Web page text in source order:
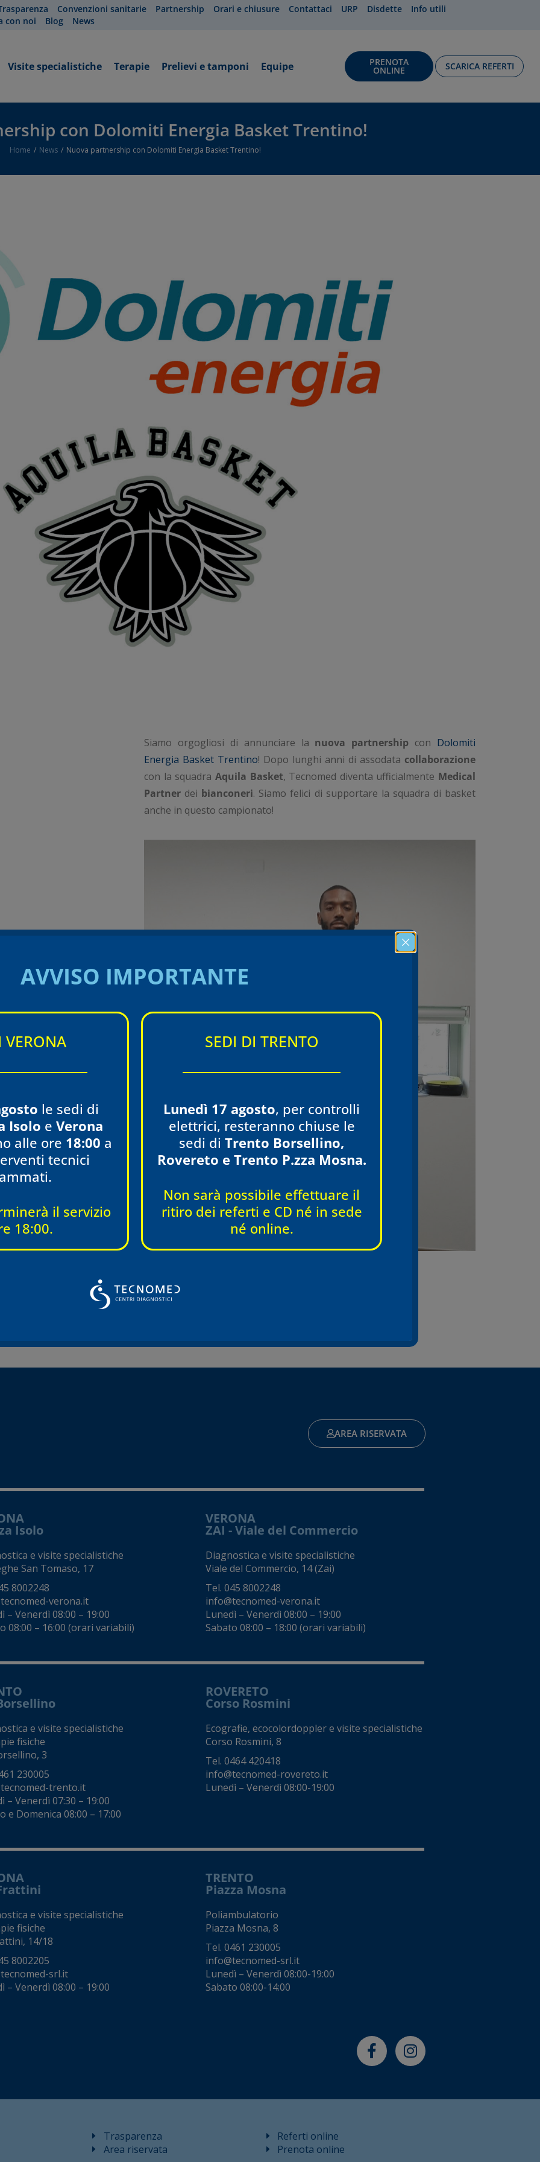
Convenzioni sanitarie Partnership Orari e chiusure Contattaci URP Disdette
Info utili
con noi
Blog News
Visite specialistiche Terapie Prelievi e tamponi Equipe PRENOTA
ONLINE SCARICA REFERTI
con Dolomiti Energia Basket Trentino!
Home News Nuova partnership con Dolomiti Energia Basket Trentino!
Siamo orgogliosi di annunciare la nuova partnership con Dolomiti
Energia Basket Trentino! Dopo lunghi anni di assodata collaborazione
con la squadra Aquila Basket, Tecnomed diventa ufficialmente Medical
Partner dei bianconeri. Siamo felici di supportare la squadra di basket
anche in questo campionato!
Pubblicato il19 Dicembre 2019
AREA RISERVATA
Isolo
e visite specialistiche
San Tomaso, 17
8002248
verona.it
– Venerdì 08:00 – 19:00
08:00 – 16:00 (orari variabili)
VERONA
ZAI - Viale del Commercio
Diagnostica e visite specialistiche
Viale del Commercio, 14 (Zai)
Tel.045 8002248
info@tecnomed-verona.it
Lunedì – Venerdì 08:00 – 19:00
Sabato 08:00 – 18:00 (orari variabili)
e visite specialistiche
fisiche
3
230005
trento.it
– Venerdì 07:30 – 19:00
e Domenica 08:00 – 17:00
ROVERETO
Corso Rosmini
Ecografie, ecocolordoppler e visite specialistiche
Corso Rosmini, 8
Tel.0464 420418
info@tecnomed-rovereto.it
Lunedì – Venerdì 08:00-19:00
e visite specialistiche
fisiche
14/18
8002205
srl.it
– Venerdì 08:00 – 19:00
TRENTO
Piazza Mosna
Poliambulatorio
Piazza Mosna, 8
Tel.0461 230005
info@tecnomed-srl.it
Lunedì – Venerdì 08:00-19:00
Sabato 08:00-14:00
Trasparenza
Area riservata
Referti online
Prenota online
AVVISO IMPORTANTE
VERONA
le sedi di
Isolo eVerona
alle ore 18:00 a
tecnici
il servizio
18:00.
SEDI DI TRENTO
Lunedì 17 agosto, per controlli
elettrici, resteranno chiuse le
sedi diTrento Borsellino,
Rovereto e Trento P.zza Mosna.
Non sarà possibile effettuare il
ritiro dei referti e CD né in sede
né online.